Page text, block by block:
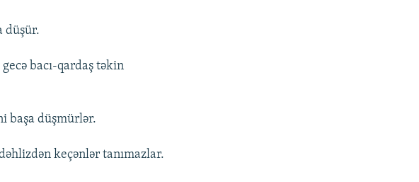
düşür.
bacı-qardaş təkin
başa düşmürlər.
keçənlər tanımazlar.